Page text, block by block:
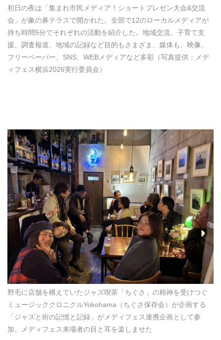
初日の夜は「集まれ市民メディア！ショートプレゼン大会&交流
会」が象の鼻テラスで開かれた。全部で12のローカルメディアが
持ち時間5分でそれぞれの活動を紹介した。地域交流、子育て支
援、調査報道、地域の記録など目的もさまざま、媒体も、映像、
フリーペーパー、SNS、WEBメディアなど多彩（写真提供：メデ
ィフェス横浜2026実行委員会）
野毛に店舗を構えていたジャズ喫茶「ちぐさ」の精神を受けつぐ
ミュージッククロニクルYokohama（ちぐさ保存会）が企画する
「ジャズと街の記憶と記録」がメディフェス連携企画として参
加。メディフェス来場者の目と耳を楽しませた